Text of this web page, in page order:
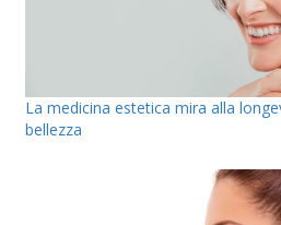
La medicina estetica mira alla
bellezza